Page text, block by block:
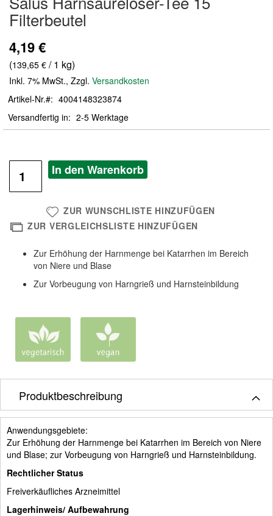
der
Bildergalerie
Filterbeutel
4,19 €
(139,65 € / 1 kg)
Inkl. 7% MwSt., Zzgl. Versandkosten
Artikel-Nr.
4004148323874
Versandfertig in
2-5 Werktage
In den Warenkorb
ZUR WUNSCHLISTE HINZUFÜGEN
ZUR VERGLEICHSLISTE HINZUFÜGEN
Zur Erhöhung der Harnmenge bei Katarrhen im Bereich
von Niere und Blase
Zur Vorbeugung von Harngrieß und Harnsteinbildung
Produktbeschreibung
Anwendungsgebiete:
Zur Erhöhung der Harnmenge bei Katarrhen im Bereich von Niere
und Blase; zur Vorbeugung von Harngrieß und Harnsteinbildung.
Rechtlicher Status
Freiverkäufliches Arzneimittel
Lagerhinweis/ Aufbewahrung